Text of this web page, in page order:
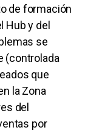
de formación
Hub y del
se
(controlada
que
la Zona
del
por